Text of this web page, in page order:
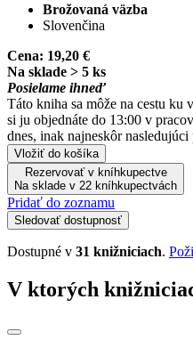
Brožovaná väzba
Slovenčina
Cena: 19,20 €
Na sklade > 5 ks
Posielame ihneď
Táto kniha sa môže na cestu
si ju objednáte do 13:00 v
dnes, inak najneskôr nasledujúci
Vložiť do košíka
Rezervovať v kníhkupectve
Na sklade v 22 kníhkupectvách
Pridať do zoznamu
Sledovať dostupnosť
Dostupné v 31 knižniciach.
V ktorých